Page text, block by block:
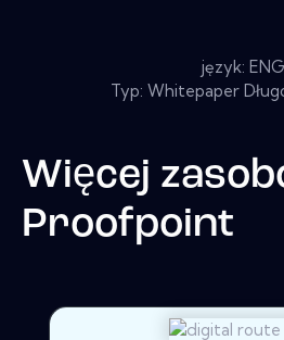
język: ENG
Typ: Whitepaper
Więcej
Proofpoint